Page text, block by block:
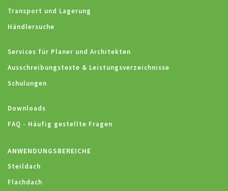
Transport und Lagerung
Händlersuche
Services für Planer und Architekten
Ausschreibungstexte & Leistungsverzeichnisse
Schulungen
Downloads
FAQ - Häufig gestellte Fragen
ANWENDUNGSBEREICHE
Steildach
Flachdach